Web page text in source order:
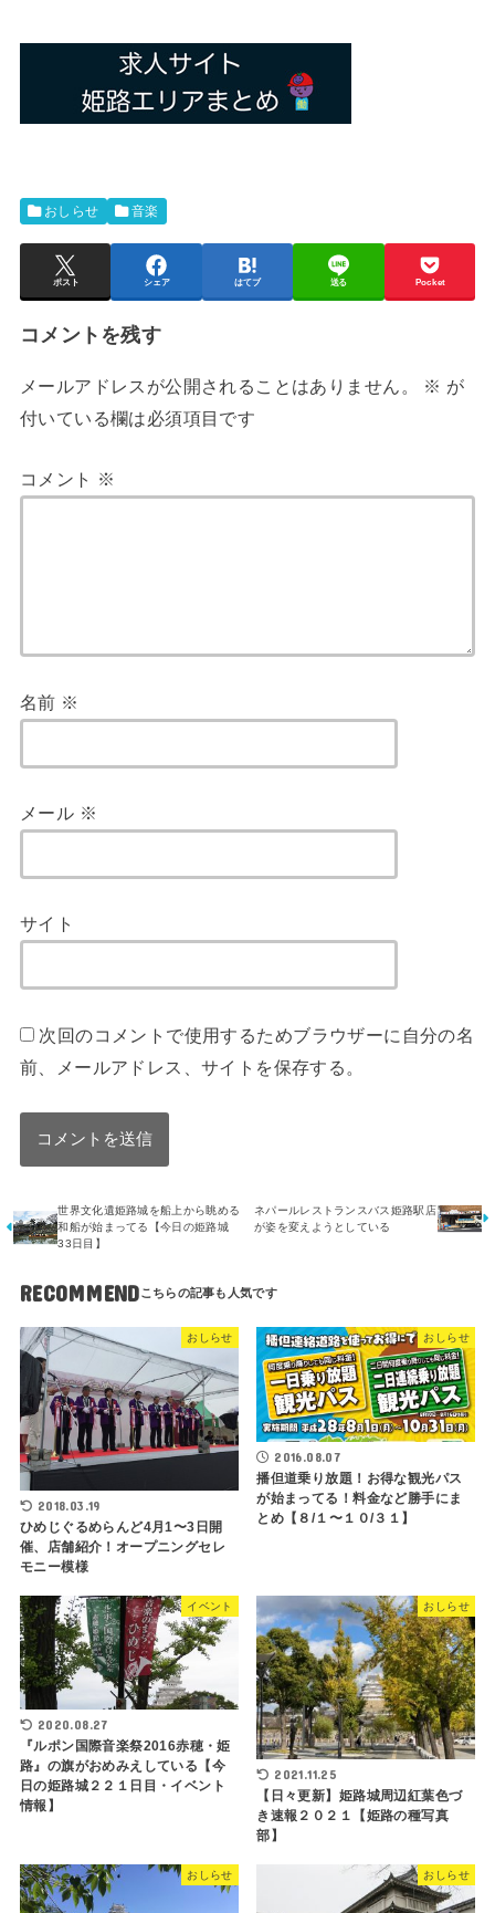
おしらせ 音楽
ポスト シェア はてブ 送る Pocket
コメントを残す
メールアドレスが公開されることはありません。 ※ が
付いている欄は必須項目です
コメント ※
名前 ※
メール ※
サイト
次回のコメントで使用するためブラウザーに自分の名
前、メールアドレス、サイトを保存する。
世界文化遺姫路城を船上から眺める
和船が始まってる【今日の姫路城
33日目】
ネパールレストランスバス姫路駅店
が姿を変えようとしている
RECOMMEND
おしらせ
2018.03.19
ひめじぐるめらんど4月1〜3日開
催、店舗紹介！オープニングセレ
モニー模様
おしらせ
2016.08.07
播但道乗り放題！お得な観光パス
が始まってる！料金など勝手にま
とめ【８/１〜１０/３１】
イベント
2020.08.27
『ルポン国際音楽祭2016赤穂・姫
路』の旗がおめみえしている【今
日の姫路城２２１日目・イベント
情報】
おしらせ
2021.11.25
【日々更新】姫路城周辺紅葉色づ
き速報２０２１【姫路の種写真
部】
おしらせ おしらせ